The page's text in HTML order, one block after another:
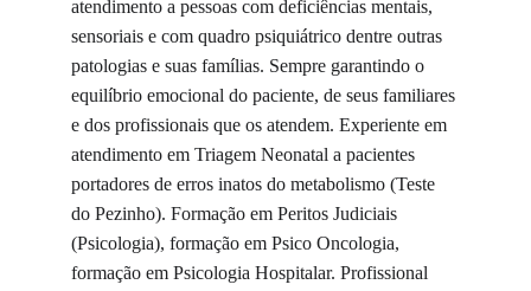
atendimento a pessoas com deficiências mentais,
sensoriais e com quadro psiquiátrico dentre outras
patologias e suas famílias. Sempre garantindo o
equilíbrio emocional do paciente, de seus familiares
e dos profissionais que os atendem. Experiente em
atendimento em Triagem Neonatal a pacientes
portadores de erros inatos do metabolismo (Teste
do Pezinho). Formação em Peritos Judiciais
(Psicologia), formação em Psico Oncologia,
formação em Psicologia Hospitalar. Profissional